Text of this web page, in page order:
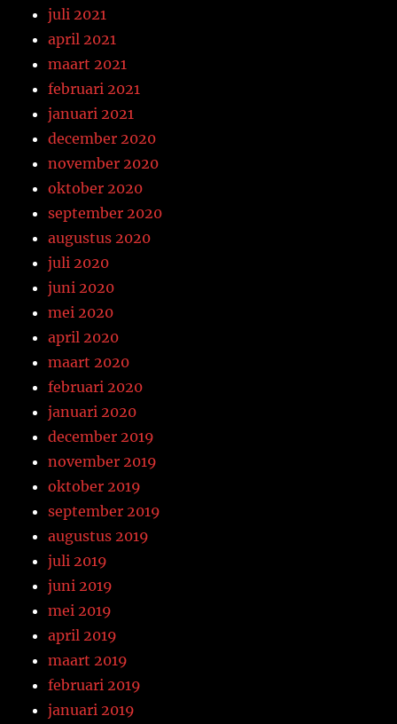
juli 2021
april 2021
maart 2021
februari 2021
januari 2021
december 2020
november 2020
oktober 2020
september 2020
augustus 2020
juli 2020
juni 2020
mei 2020
april 2020
maart 2020
februari 2020
januari 2020
december 2019
november 2019
oktober 2019
september 2019
augustus 2019
juli 2019
juni 2019
mei 2019
april 2019
maart 2019
februari 2019
januari 2019